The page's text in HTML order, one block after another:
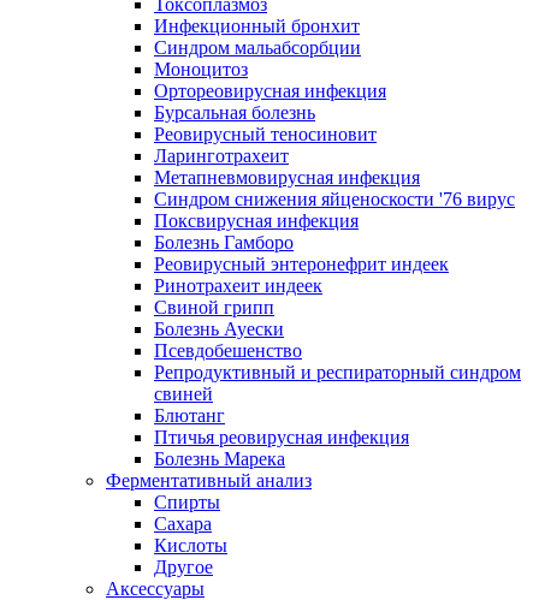
Токсоплазмоз
Инфекционный бронхит
Синдром мальабсорбции
Моноцитоз
Ортореовирусная инфекция
Бурсальная болезнь
Реовирусный теносиновит
Ларинготрахеит
Метапневмовирусная инфекция
Синдром снижения яйценоскости '76 вирус
Поксвирусная инфекция
Болезнь Гамборо
Реовирусный энтеронефрит индеек
Ринотрахеит индеек
Свиной грипп
Болезнь Ауески
Псевдобешенство
Репродуктивный и респираторный синдром
свиней
Блютанг
Птичья реовирусная инфекция
Болезнь Марека
Ферментативный анализ
Спирты
Сахара
Кислоты
Другое
Аксессуары